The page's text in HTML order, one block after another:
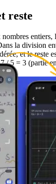
reste
entiers,
la division
et le reste
/ 5 = 3 (partie
= 3 * 5 + 2.
en
ne donne pas
forme de
= 7/2 = 3,5.